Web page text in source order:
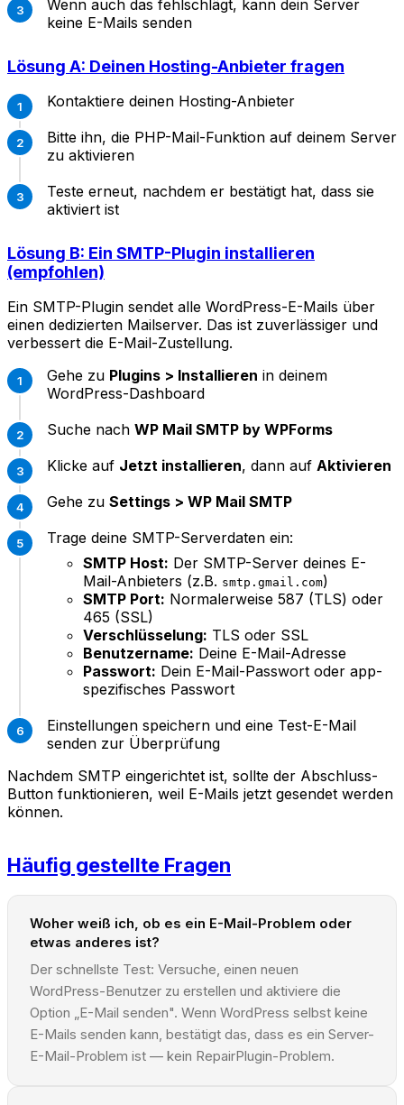
Wenn auch das fehlschlägt, kann dein Server
keine E-Mails senden
Lösung A: Deinen Hosting-Anbieter fragen
Kontaktiere deinen Hosting-Anbieter
Bitte ihn, die PHP-Mail-Funktion auf deinem Server
zu aktivieren
Teste erneut, nachdem er bestätigt hat, dass sie
aktiviert ist
Lösung B: Ein SMTP-Plugin installieren
(empfohlen)
Ein SMTP-Plugin sendet alle WordPress-E-Mails über
einen dedizierten Mailserver. Das ist zuverlässiger und
verbessert die E-Mail-Zustellung.
Gehe zu Plugins > Installieren in deinem
WordPress-Dashboard
Suche nach WP Mail SMTP by WPForms
Klicke auf Jetzt installieren, dann auf Aktivieren
Gehe zu Settings > WP Mail SMTP
Trage deine SMTP-Serverdaten ein:
SMTP Host: Der SMTP-Server deines E-
Mail-Anbieters (z.B. smtp.gmail.com)
SMTP Port: Normalerweise 587 (TLS) oder
465 (SSL)
Verschlüsselung: TLS oder SSL
Benutzername: Deine E-Mail-Adresse
Passwort: Dein E-Mail-Passwort oder app-
spezifisches Passwort
Einstellungen speichern und eine Test-E-Mail
senden zur Überprüfung
Nachdem SMTP eingerichtet ist, sollte der Abschluss-
Button funktionieren, weil E-Mails jetzt gesendet werden
können.
Häufig gestellte Fragen
Woher weiß ich, ob es ein E-Mail-Problem oder
etwas anderes ist?
Der schnellste Test: Versuche, einen neuen
WordPress-Benutzer zu erstellen und aktiviere die
Option „E-Mail senden". Wenn WordPress selbst keine
E-Mails senden kann, bestätigt das, dass es ein Server-
E-Mail-Problem ist — kein RepairPlugin-Problem.